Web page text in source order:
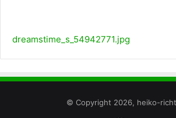
dreamstime_s_54942771.jpg
© Copyright 2026, heiko-